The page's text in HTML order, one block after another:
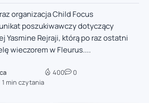
organizacja Child Focus
poszukiwawczy dotyczący
Yasmine Rejraji, którą po raz ostatni
wieczorem w Fleurus....
1 min czytania
400 0